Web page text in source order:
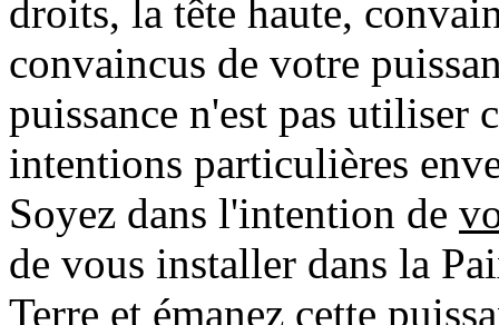
droits, la tête haute,
convaincus de votre
puissance n'est pas utiliser
intentions particulières
Soyez dans l'intention de
de vous installer dans la
Terre et émanez cette